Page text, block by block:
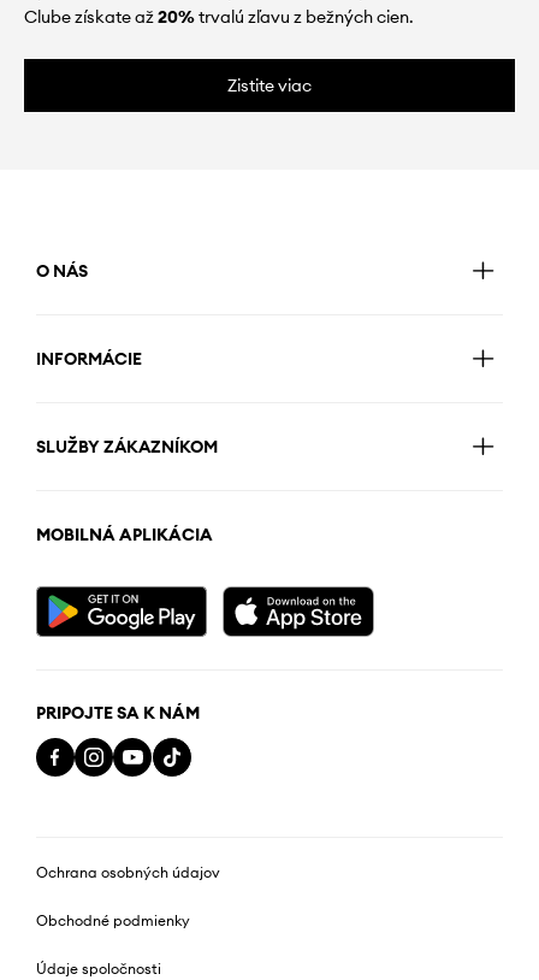
Clube získate až20%trvalú zľavu z bežných cien.
Zistite viac
O NÁS
INFORMÁCIE
SLUŽBY ZÁKAZNÍKOM
MOBILNÁ APLIKÁCIA
PRIPOJTE SA K NÁM
Ochrana osobných údajov
Obchodné podmienky
Údaje spoločnosti